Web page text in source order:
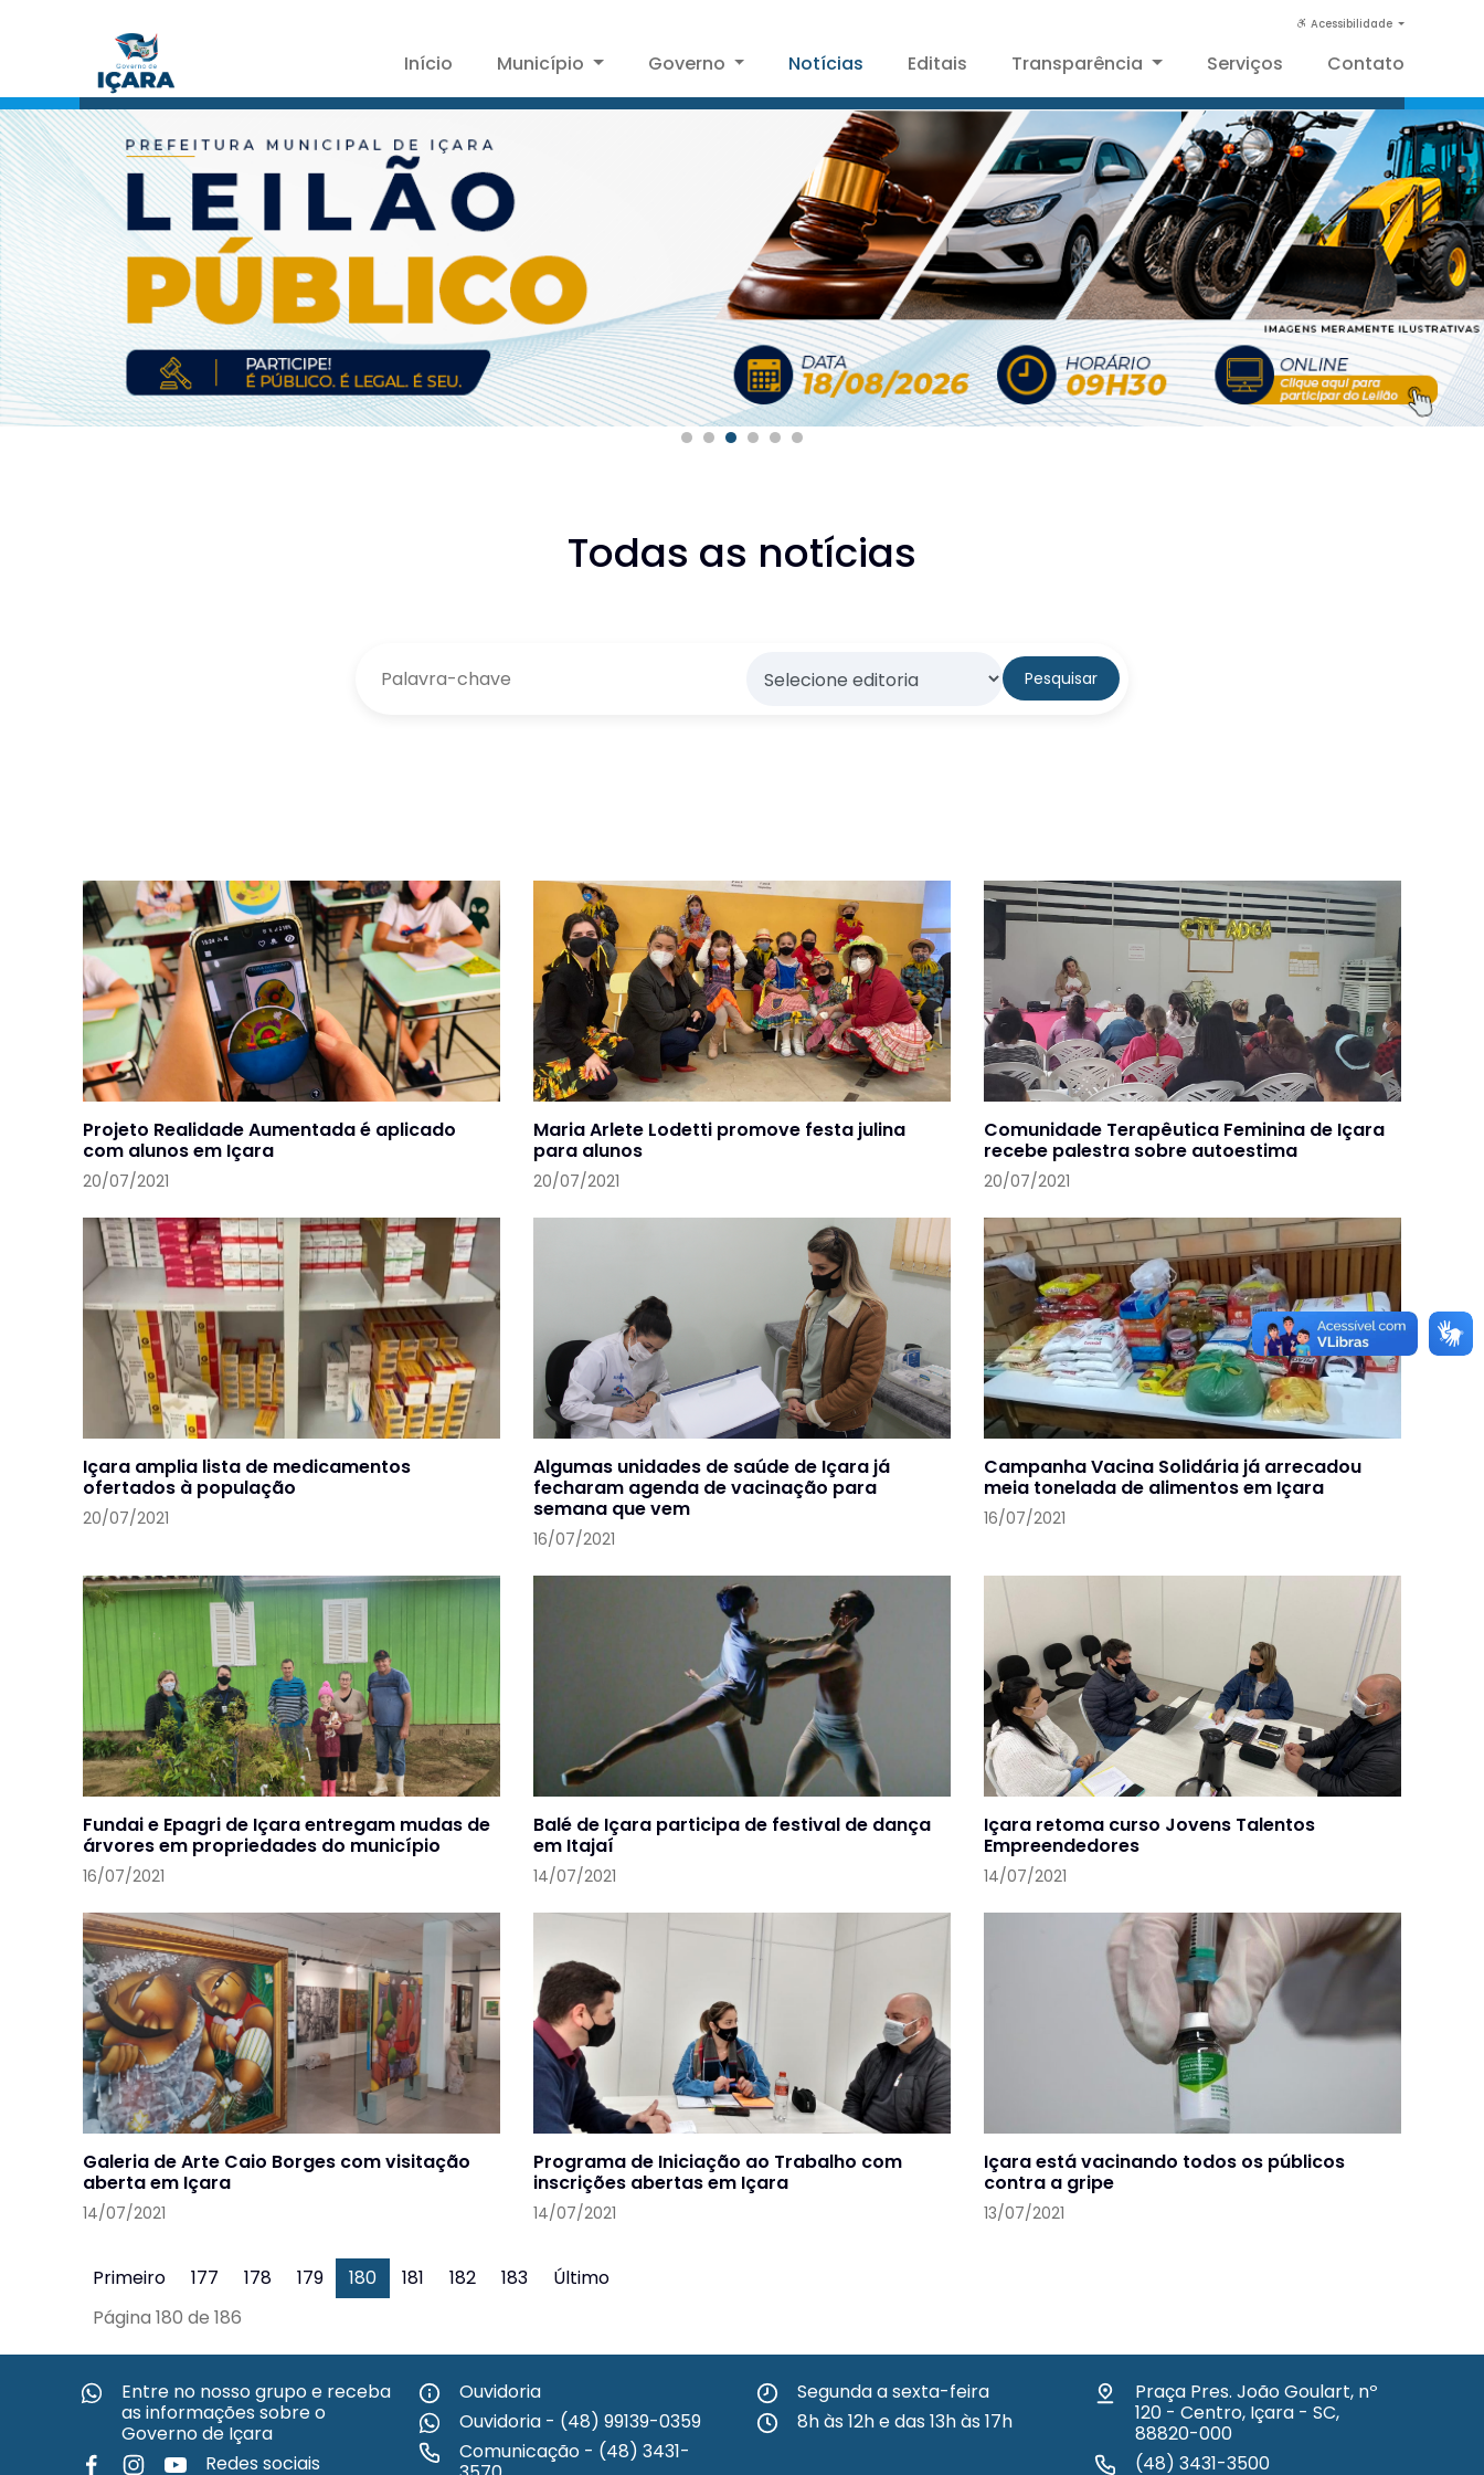
Acessibilidade
Início Município Governo Notícias Editais Transparência Serviços Contato
Todas as notícias
Pesquisar
Projeto Realidade Aumentada é aplicado
com alunos em Içara
20/07/2021
Maria Arlete Lodetti promove festa julina
para alunos
20/07/2021
Comunidade Terapêutica Feminina de Içara
recebe palestra sobre autoestima
20/07/2021
Içara amplia lista de medicamentos
ofertados à população
20/07/2021
Algumas unidades de saúde de Içara já
fecharam agenda de vacinação para
semana que vem
16/07/2021
Campanha Vacina Solidária já arrecadou
meia tonelada de alimentos em Içara
16/07/2021
Fundai e Epagri de Içara entregam mudas de
árvores em propriedades do município
16/07/2021
Balé de Içara participa de festival de dança
em Itajaí
14/07/2021
Içara retoma curso Jovens Talentos
Empreendedores
14/07/2021
Galeria de Arte Caio Borges com visitação
aberta em Içara
14/07/2021
Programa de Iniciação ao Trabalho com
inscrições abertas em Içara
14/07/2021
Içara está vacinando todos os públicos
contra a gripe
13/07/2021
Primeiro 177 178 179 180 181 182 183
Último
Página 180 de 186
Entre no nosso grupo e receba
as informações sobre o
Governo de Içara
Redes sociais
Ouvidoria
Ouvidoria - (48) 99139-0359
Comunicação - (48) 3431-
Segunda a sexta-feira
8h às 12h e das 13h às 17h
Praça Pres. João Goulart, nº
120 - Centro, Içara - SC,
88820-000
(48) 3431-3500